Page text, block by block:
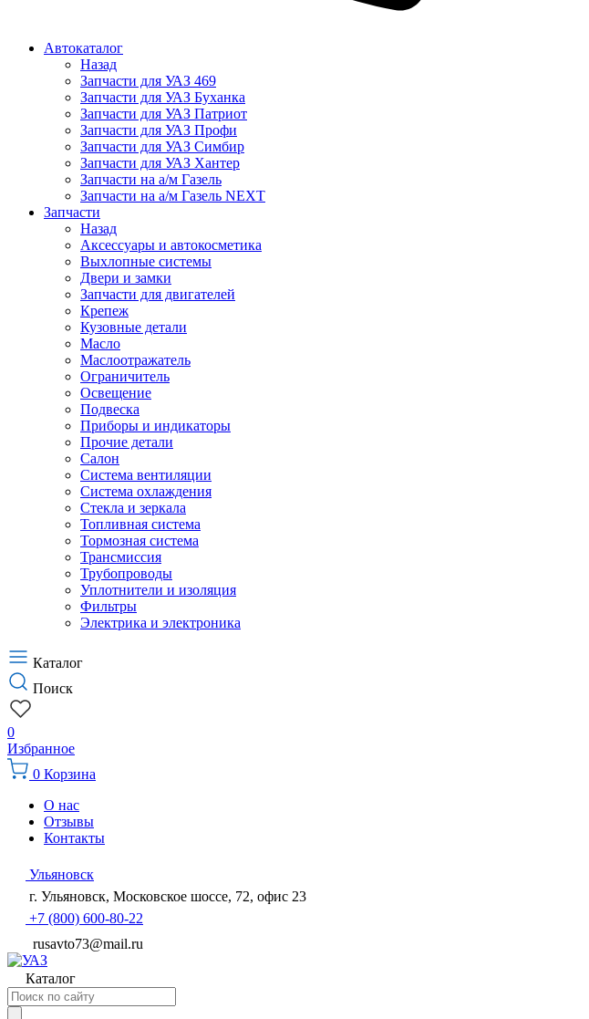
Автокаталог
Назад
Запчасти для УАЗ 469
Запчасти для УАЗ Буханка
Запчасти для УАЗ Патриот
Запчасти для УАЗ Профи
Запчасти для УАЗ Симбир
Запчасти для УАЗ Хантер
Запчасти на а/м Газель
Запчасти на а/м Газель NEXT
Запчасти
Назад
Аксессуары и автокосметика
Выхлопные системы
Двери и замки
Запчасти для двигателей
Крепеж
Кузовные детали
Масло
Маслоотражатель
Ограничитель
Освещение
Подвеска
Приборы и индикаторы
Прочие детали
Салон
Система вентиляции
Система охлаждения
Стекла и зеркала
Топливная система
Тормозная система
Трансмиссия
Трубопроводы
Уплотнители и изоляция
Фильтры
Электрика и электроника
Каталог
Поиск
0
Избранное
0 Корзина
О нас
Отзывы
Контакты
Ульяновск
г. Ульяновск, Московское шоссе, 72, офис 23
+7 (800) 600-80-22
rusavto73@mail.ru
Каталог
Поиск
товаров